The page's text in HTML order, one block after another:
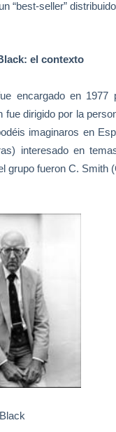
“best-seller”
el contexto
encargado en
fue dirigido por la
imaginaros en
interesado en
grupo fueron C. Smith